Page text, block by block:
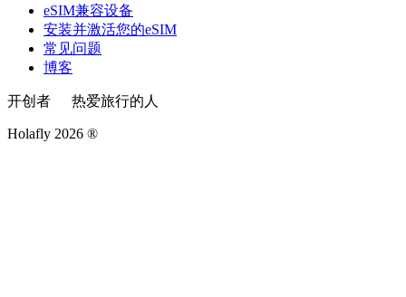
eSIM兼容设备
安装并激活您的eSIM
常见问题
博客
开创者 热爱旅行的人
Holafly 2026 ®